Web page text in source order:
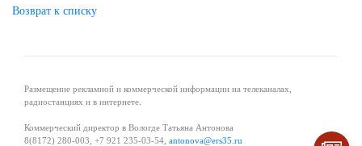
Возврат к списку
Размещение рекламной и коммерческой информации на телеканалах,
радиостанциях и в интернете.
Коммерческий директор в Вологде Татьяна Антонова
8(8172) 280-003, +7 921 235-03-54, antonova@ers35.ru